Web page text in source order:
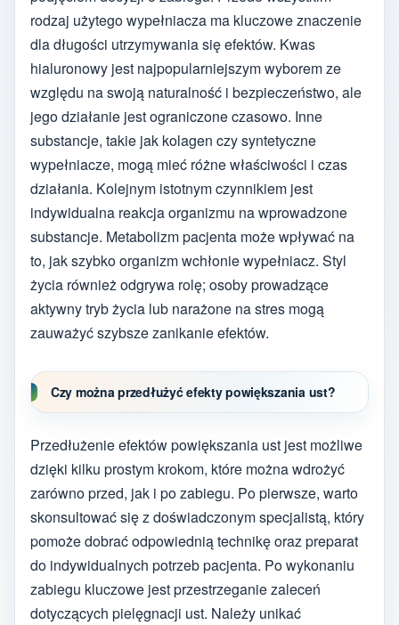
rodzaj użytego wypełniacza ma kluczowe znaczenie
dla długości utrzymywania się efektów. Kwas
hialuronowy jest najpopularniejszym wyborem ze
względu na swoją naturalność i bezpieczeństwo, ale
jego działanie jest ograniczone czasowo. Inne
substancje, takie jak kolagen czy syntetyczne
wypełniacze, mogą mieć różne właściwości i czas
działania. Kolejnym istotnym czynnikiem jest
indywidualna reakcja organizmu na wprowadzone
substancje. Metabolizm pacjenta może wpływać na
to, jak szybko organizm wchłonie wypełniacz. Styl
życia również odgrywa rolę; osoby prowadzące
aktywny tryb życia lub narażone na stres mogą
zauważyć szybsze zanikanie efektów.
Czy można przedłużyć efekty powiększania ust?
Przedłużenie efektów powiększania ust jest możliwe
dzięki kilku prostym krokom, które można wdrożyć
zarówno przed, jak i po zabiegu. Po pierwsze, warto
skonsultować się z doświadczonym specjalistą, który
pomoże dobrać odpowiednią technikę oraz preparat
do indywidualnych potrzeb pacjenta. Po wykonaniu
zabiegu kluczowe jest przestrzeganie zaleceń
dotyczących pielęgnacji ust. Należy unikać